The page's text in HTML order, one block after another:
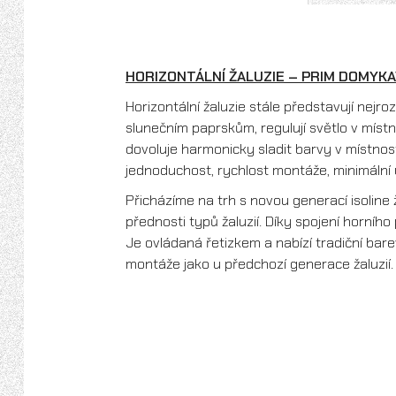
HORIZONTÁLNÍ ŽALUZIE – PRIM
Horizontální žaluzie stále představují
slunečním paprskům, regulují světlo v
dovoluje harmonicky sladit barvy v
jednoduchost, rychlost montáže,
Přicházíme na trh s novou generací
přednosti typů žaluzií. Díky spojení
Je ovládaná řetizkem a nabízí tradiční
montáže jako u předchozí generace žaluzií.